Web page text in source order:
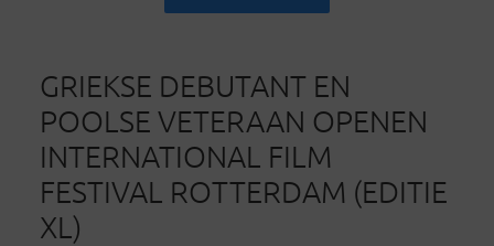
GRIEKSE DEBUTANT EN
POOLSE VETERAAN OPENEN
INTERNATIONAL FILM
FESTIVAL ROTTERDAM (EDITIE
XL)